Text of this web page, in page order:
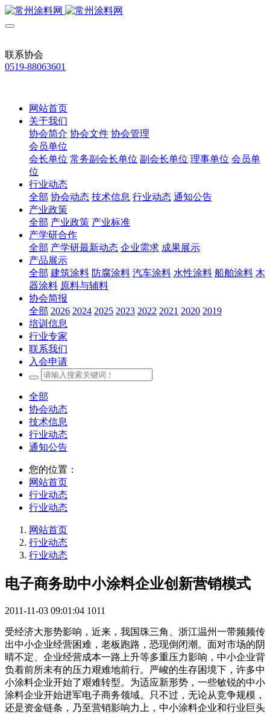
联系协会
0519-88063601
网站首页
关于我们
协会简介 协会文件 协会管理
会员单位
会长单位 常务副会长单位 副会长单位 理事单位 会员单
位
行业动态
全部 协会动态 技术信息 行业动态 通知公告
产业政策
全部 产业政策 产业标准
产学研合作
全部 产学研最新动态 企业需求 成果展示
产品展示
全部 建筑涂料 防腐涂料 汽车涂料 水性涂料 船舶涂料 木
器涂料 原料与辅料
协会简报
全部 2026 2024 2025 2023 2022 2021 2020 2019
培训信息
行业专家
联系我们
入会申请
全部
协会动态
技术信息
行业动态
通知公告
您的位置：
网站首页
行业动态
行业动态
网站首页
行业动态
行业动态
电子商务助中小涂料企业创新营销模式
2011-11-03 09:01:04 1011
受经济大形势影响，近来，我国珠三角、浙江温州一带频频传
出中小企业经营困难，老板跑路，恐现倒闭潮。面对市场的阴
晴不定、企业经营成本一路上升等多重压力影响，中小企业背
负着前所未有的压力艰难地前行。严峻的生存困境下，许多中
小涂料企业开始了艰难转型。为适应新形势，一些敏锐的中小
涂料企业开始进军电子商务领域。只不过，无论从竞争规模，
还是资金链条，乃至营销影响力上，中小涂料企业和行业巨头